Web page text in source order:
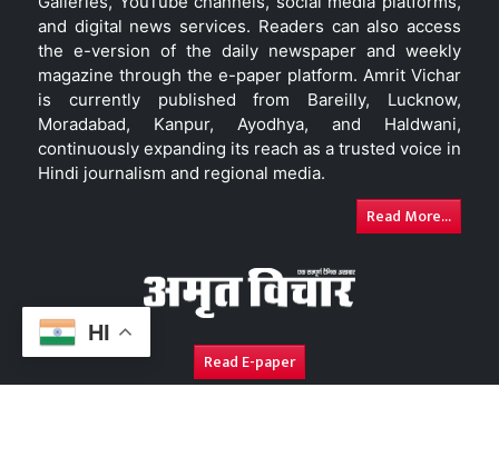
HI
and digital news services. Readers can also access
the e-version of the daily newspaper and weekly
magazine through the e-paper platform. Amrit Vichar
is currently published from Bareilly, Lucknow,
Moradabad, Kanpur, Ayodhya, and Haldwani,
continuously expanding its reach as a trusted voice in
Hindi journalism and regional media.
Read More...
Read E-paper